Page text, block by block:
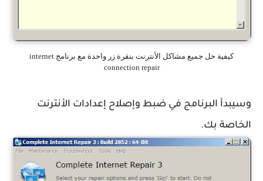
كيفية حل جميع مشاكل الأنترنت بنقرة زر واحدة مع برنامج internet
connection repair
وسيبدأ البرنامج في ضبط وإصلاح إعدادات الأنترنت
الخاصة بك.